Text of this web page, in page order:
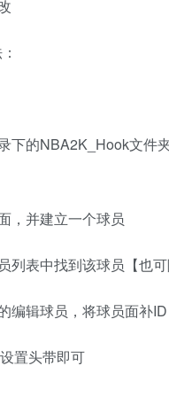
下的NBA2K_Hook文件
，并建立一个球员
列表中找到该球员【也可
编辑球员，将球员面补
置头带即可